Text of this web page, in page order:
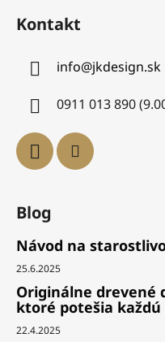
Kontakt
info@jkdesign.sk
0911 013 890
Blog
Návod na
25.6.2025
Originálne drevené
ktoré potešia
22.4.2025